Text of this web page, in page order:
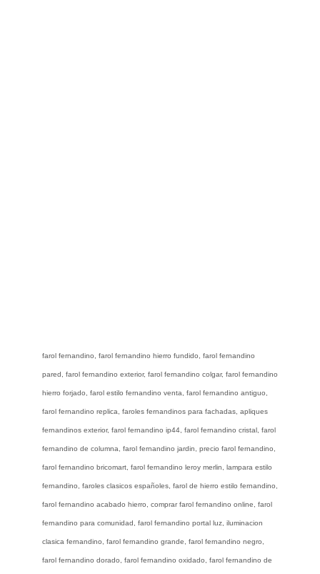
farol fernandino, farol fernandino hierro fundido, farol fernandino
pared, farol fernandino exterior, farol fernandino colgar, farol fernandino
hierro forjado, farol estilo fernandino venta, farol fernandino antiguo,
farol fernandino replica, faroles fernandinos para fachadas, apliques
fernandinos exterior, farol fernandino ip44, farol fernandino cristal, farol
fernandino de columna, farol fernandino jardin, precio farol fernandino,
farol fernandino bricomart, farol fernandino leroy merlin, lampara estilo
fernandino, faroles clasicos españoles, farol de hierro estilo fernandino,
farol fernandino acabado hierro, comprar farol fernandino online, farol
fernandino para comunidad, farol fernandino portal luz, iluminacion
clasica fernandino, farol fernandino grande, farol fernandino negro,
farol fernandino dorado, farol fernandino oxidado, farol fernandino de